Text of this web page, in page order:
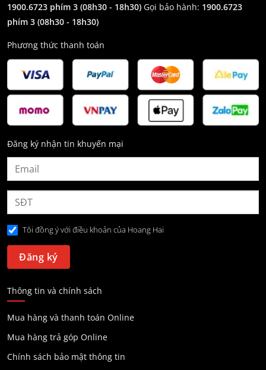
1900.6723 phím 3 (08h30 - 18h30) Gọi bảo hành: 1900.6723
phím 3 (08h30 - 18h30)
Phương thức thanh toán
Đăng ký nhận tin khuyến mại
Tôi đồng ý với điều khoản của Hoang Hai
Thông tin và chính sách
Mua hàng và thanh toán Online
Mua hàng trả góp Online
Chính sách bảo mật thông tin